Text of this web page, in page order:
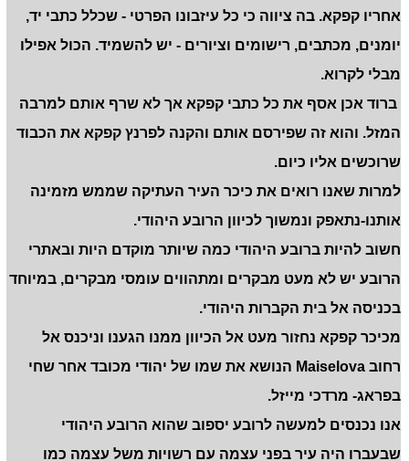
אחריו קפקא. בה ציווה כי כל עיזבונו הפרטי - שכלל כתבי יד,
יומנים, מכתבים, רישומים וציורים - יש להשמיד. הכול אפילו
מבלי לקרוא.
ברוד אכן אסף את כל כתבי קפקא אך לא שרף אותם למרבה
המזל. והוא זה שפירסם אותם והקנה לפרנץ קפקא את הכבוד
שרוכשים אליו כיום.
למרות שאנו רואים את כיכר העיר העתיקה שממש מזמינה
אותנו-נתאפק ונמשוך לכיוון הרובע היהודי.
חשוב להיות ברובע היהודי כמה שיותר מוקדם היות ובאתרי
הרובע יש לא מעט מבקרים ומתהווים עומסי מבקרים, במיוחד
בכניסה אל בית הקברות היהודי.
מכיכר קפקא נחזור מעט אל הכיוון ממנו הגענו וניכנס אל
רחובMaiselova הנושא את שמו של יהודי מכובד אחר שחי
בפראג- מרדכי מייזל.
אנו נכנסים למעשה לרובע יספוב שהוא הרובע היהודי
שבעברו היה עיר בפני עצמה עם רשויות משל עצמה כמו